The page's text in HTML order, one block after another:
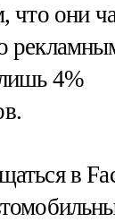
что они
4%
в